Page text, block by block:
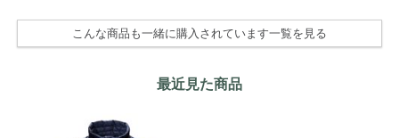
こんな商品も一緒に購入されています一覧を見る
最近見た商品